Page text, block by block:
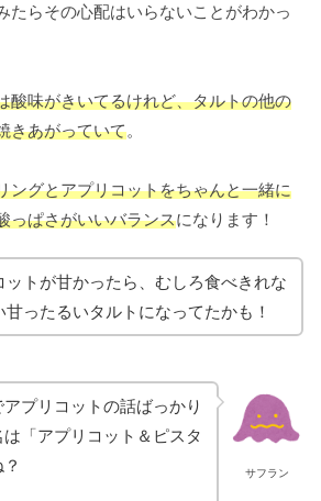
たらその心配はいらないことがわかっ
酸味がきいてるけれど、タルトの他の
きあがっていて。
ングとアプリコットをちゃんと一緒に
っぱさがいいバランスになります！
ットが甘かったら、むしろ食べきれな
甘ったるいタルトになってたかも！
サフラン
プリコットの話ばっかり
「アプリコット＆ピスタ